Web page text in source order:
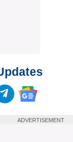
to our RSS
us on
Follow us on
Follow us
ADVERTISEMENT